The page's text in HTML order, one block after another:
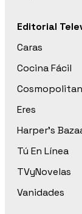
Editorial
Caras
Cocina Fácil
Cosmopolitan
Eres
Harper’s
Tú En Línea
TVyNovelas
Vanidades